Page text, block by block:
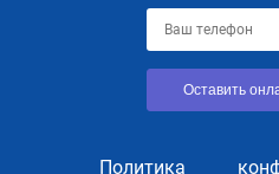
Оставить
Политика